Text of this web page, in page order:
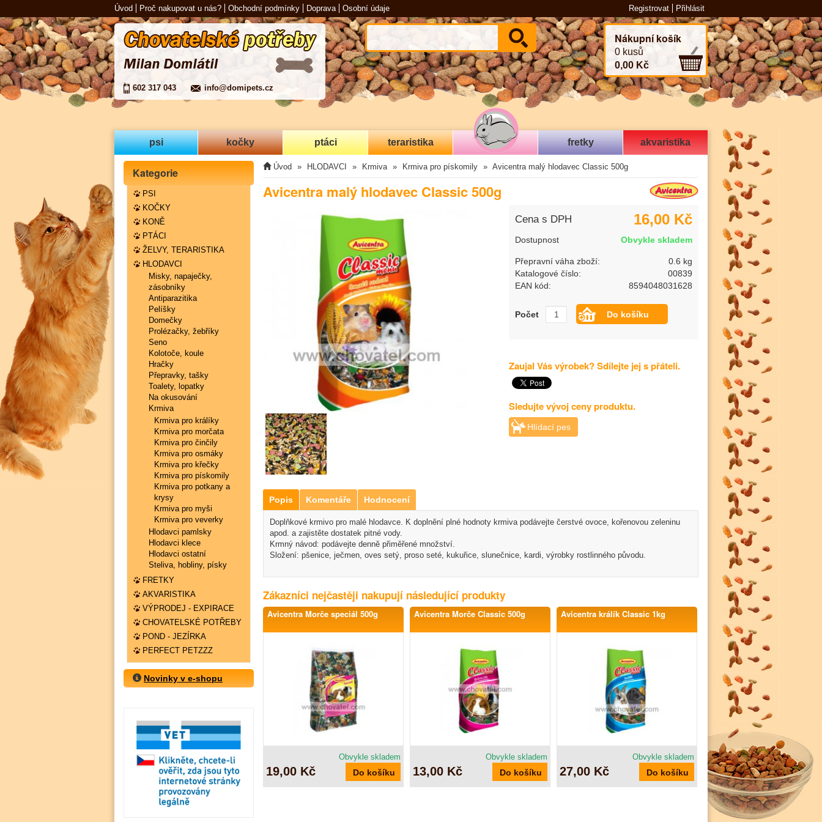
Registrovat Přihlásit
Úvod Proč nakupovat u nás? Obchodní podmínky Doprava Osobní údaje
602 317 043 info@domipets.cz
Nákupní košík
0 kusů
0,00 Kč
psi kočky ptáci teraristika fretky akvaristika
Kategorie
PSI
KOČKY
KONĚ
PTÁCI
ŽELVY, TERARISTIKA
HLODAVCI
Misky, napaječky,
zásobníky
Antiparazitika
Pelíšky
Domečky
Prolézačky, žebříky
Seno
Kolotoče, koule
Hračky
Přepravky, tašky
Toalety, lopatky
Na okusování
Krmiva
Krmiva pro králíky
Krmiva pro morčata
Krmiva pro činčily
Krmiva pro osmáky
Krmiva pro křečky
Krmiva pro pískomily
Krmiva pro potkany a
krysy
Krmiva pro myši
Krmiva pro veverky
Hlodavci pamlsky
Hlodavci klece
Hlodavci ostatní
Steliva, hobliny, písky
FRETKY
AKVARISTIKA
VÝPRODEJ - EXPIRACE
CHOVATELSKÉ POTŘEBY
POND - JEZÍRKA
PERFECT PETZZZ
Novinky v e-shopu
Úvod HLODAVCI Krmiva Krmiva pro pískomily Avicentra malý hlodavec Classic 500g
Avicentra malý hlodavec Classic 500g
Cena s DPH 16,00 Kč
Dostupnost Obvykle skladem
Přepravní váha zboží:
0.6 kg
Katalogové číslo:
00839
EAN kód:
8594048031628
Počet
Zaujal Vás výrobek? Sdílejte jej s přáteli.
Sledujte vývoj ceny produktu.
Hlídací pes
Popis Komentáře Hodnocení
Doplňkové krmivo pro malé hlodavce. K doplnění plné hodnoty krmiva podávejte čerstvé ovoce, kořenovou zeleninu
apod. a zajistěte dostatek pitné vody.
Krmný návod: podávejte denně přiměřené množství.
Složení: pšenice, ječmen, oves setý, proso seté, kukuřice, slunečnice, kardi, výrobky rostlinného původu.
Zákazníci nejčastěji nakupují následující produkty
Avicentra Morče speciál 500g
Obvykle skladem
19,00 Kč
Avicentra Morče Classic 500g
Obvykle skladem
13,00 Kč
Avicentra králík Classic 1kg
Obvykle skladem
27,00 Kč